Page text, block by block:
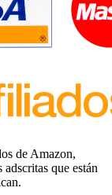
de Amazon,
que están